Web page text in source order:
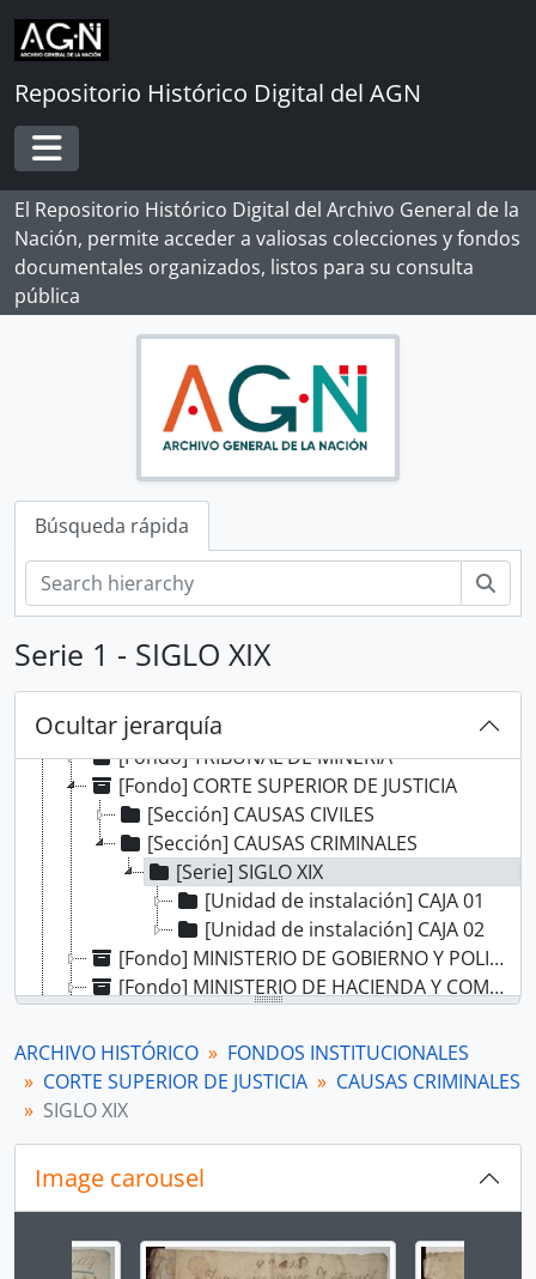
Skip to main content
Repositorio Histórico Digital del AGN
Toggle navigation
El Repositorio Histórico Digital del Archivo General de la
Nación, permite acceder a valiosas colecciones y fondos
documentales organizados, listos para su consulta
pública
Búsqueda rápida
Serie 1 - SIGLO XIX
Ocultar jerarquía
[Record group] ARCHIVO HISTÓRICO
[Agrupación documental] FONDOS INSTITUCIONALES
[Fondo] CABILDO DE LIMA
[Fondo] REAL AUDIENCIA DE LIMA
[Fondo] RENTA DE CORREOS
[Fondo] GUERRA Y MARINA
[Fondo] TRIBUNAL DE MINERÍA
[Fondo] CORTE SUPERIOR DE JUSTICIA
[Sección] CAUSAS CIVILES
[Sección] CAUSAS CRIMINALES
[Serie] SIGLO XIX
[Unidad de instalación] CAJA 01
[Unidad de instalación] CAJA 02
[Fondo] MINISTERIO DE GOBIERNO Y POLICÍA
[Fondo] MINISTERIO DE HACIENDA Y COMERCIO
[Fondo] ARCHIVO AGRARIO
[Agrupación documental] FONDOS FÁCTICOS
[Agrupación documental] PROTOCOLOS NOTARIALES
ARCHIVO HISTÓRICO
FONDOS INSTITUCIONALES
CORTE SUPERIOR DE JUSTICIA
CAUSAS CRIMINALES
SIGLO XIX
Image carousel
Changing the current slide of this carousel will